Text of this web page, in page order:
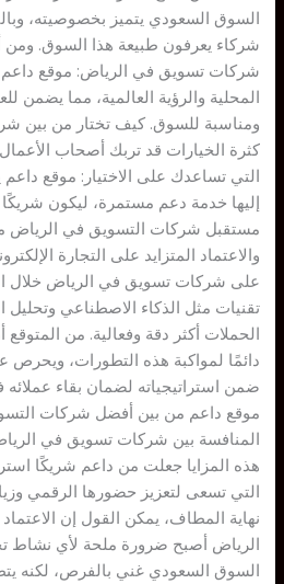
السوق السعودي يتميز بخصوصيته،
شركاء يعرفون طبيعة هذا السوق. ومن
شركات تسويق في الرياض: موقع داعم
المحلية والرؤية العالمية، مما يضمن
ومناسبة للسوق. كيف تختار من بين
كثرة الخيارات قد تربك أصحاب
التي تساعدك على الاختيار: موقع
إليها خدمة دعم مستمرة، ليكون
مستقبل شركات التسويق في الرياض
والاعتماد المتزايد على التجارة
على شركات تسويق في الرياض خلال
تقنيات مثل الذكاء الاصطناعي
الحملات أكثر دقة وفعالية. من
دائمًا لمواكبة هذه التطورات، ويحرص
ضمن استراتيجياته لضمان بقاء
موقع داعم من بين أفضل شركات
المنافسة بين شركات تسويق في
هذه المزايا جعلت من داعم شريكًا
التي تسعى لتعزيز حضورها الرقمي
نهاية المطاف، يمكن القول إن
الرياض أصبح ضرورة ملحة لأي نشاط
السوق السعودي غني بالفرص، لكنه